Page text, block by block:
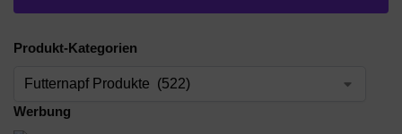
Produkt-Kategorien
Werbung